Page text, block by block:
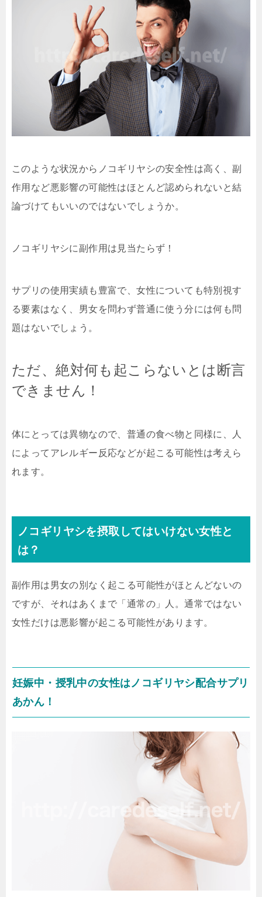
このような状況からノコギリヤシの安全性は高く、副
作用など悪影響の可能性はほとんど認められないと結
論づけてもいいのではないでしょうか。
ノコギリヤシに副作用は見当たらず！
サプリの使用実績も豊富で、女性についても特別視す
る要素はなく、男女を問わず普通に使う分には何も問
題はないでしょう。
ただ、絶対何も起こらないとは断言
できません！
体にとっては異物なので、普通の食べ物と同様に、人
によってアレルギー反応などが起こる可能性は考えら
れます。
ノコギリヤシを摂取してはいけない女性と
は？
副作用は男女の別なく起こる可能性がほとんどないの
ですが、それはあくまで「通常の」人。通常ではない
女性だけは悪影響が起こる可能性があります。
妊娠中・授乳中の女性はノコギリヤシ配合サプリ
あかん！